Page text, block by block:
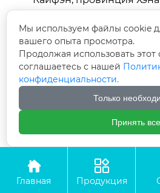
 KFDJAIR@163.com
 +86-13903786044
 +86-13598785976

Авторское право©ООО Кайфын
Технолоджи

Главная

Продукция
Мы используем файлы cookie
вашего опыта просмотра.
Продолжая использовать этот
соглашаетесь с нашей
конфиденциальности.
Только
Принять все